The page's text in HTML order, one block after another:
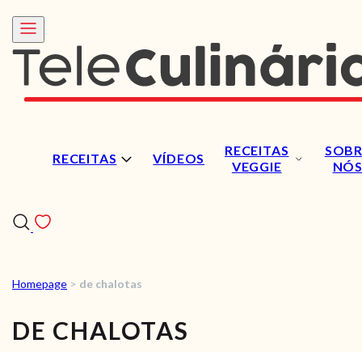
RECEITAS VÍDEOS
RECEITAS
VEGGIE
NÓS
VÍDEOS
Homepage > de chalotas
DE CHALOTAS